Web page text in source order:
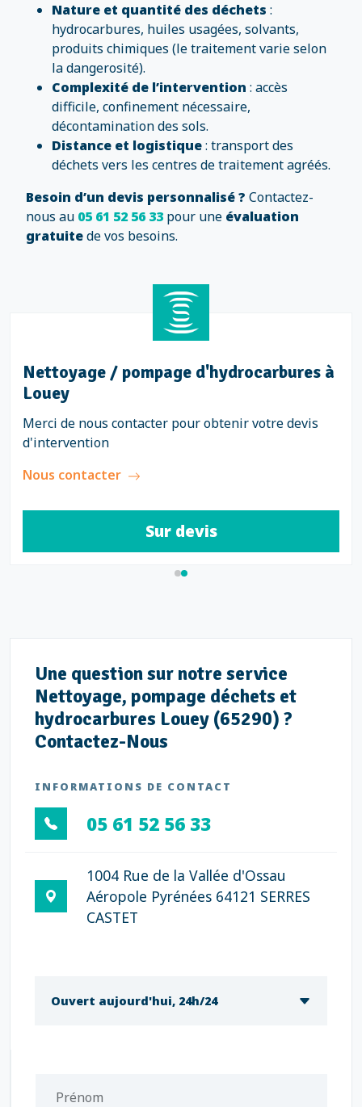
Nature et quantité des déchets :
hydrocarbures, huiles usagées, solvants,
produits chimiques (le traitement varie selon
la dangerosité).
Complexité de l’intervention : accès
difficile, confinement nécessaire,
décontamination des sols.
Distance et logistique: transport des
déchets vers les centres de traitement agréés.
Besoin d’un devis personnalisé ? Contactez-
nous au 05 61 52 56 33 pour une évaluation
gratuitede vos besoins.
Nettoyage / pompage d'hydrocarbures à
Louey
Merci de nous contacter pour obtenir votre devis
d'intervention
Nous contacter
Sur devis
Une question sur notre service
Nettoyage, pompage déchets et
hydrocarbures Louey (65290) ?
Contactez-Nous
INFORMATIONS DE CONTACT
05 61 52 56 33
1004 Rue de la Vallée d'Ossau
Aéropole Pyrénées 64121 SERRES
CASTET
Ouvert aujourd'hui, 24h/24
Prénom